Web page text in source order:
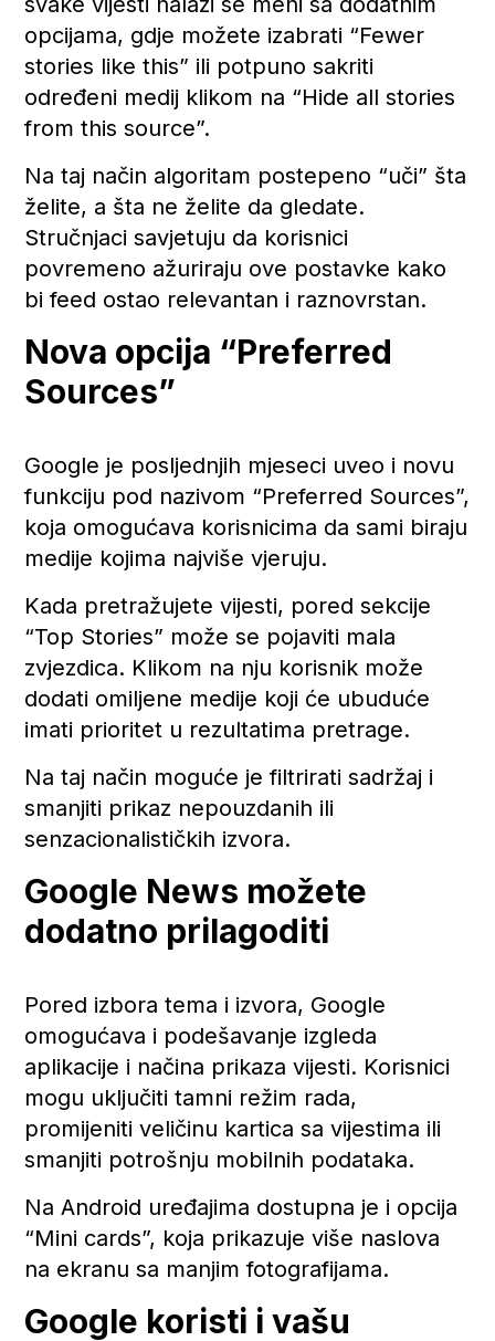
opcijama, gdje možete izabrati “Fewer
stories like this” ili potpuno sakriti
određeni medij klikom na “Hide all stories
from this source”.
Na taj način algoritam postepeno “uči” šta
želite, a šta ne želite da gledate.
Stručnjaci savjetuju da korisnici
povremeno ažuriraju ove postavke kako
bi feed ostao relevantan i raznovrstan.
Nova opcija “Preferred
Sources”
Google je posljednjih mjeseci uveo i novu
funkciju pod nazivom “Preferred Sources”,
koja omogućava korisnicima da sami biraju
medije kojima najviše vjeruju.
Kada pretražujete vijesti, pored sekcije
“Top Stories” može se pojaviti mala
zvjezdica. Klikom na nju korisnik može
dodati omiljene medije koji će ubuduće
imati prioritet u rezultatima pretrage.
Na taj način moguće je filtrirati sadržaj i
smanjiti prikaz nepouzdanih ili
senzacionalističkih izvora.
Google News možete
dodatno prilagoditi
Pored izbora tema i izvora, Google
omogućava i podešavanje izgleda
aplikacije i načina prikaza vijesti. Korisnici
mogu uključiti tamni režim rada,
promijeniti veličinu kartica sa vijestima ili
smanjiti potrošnju mobilnih podataka.
Na Android uređajima dostupna je i opcija
“Mini cards”, koja prikazuje više naslova
na ekranu sa manjim fotografijama.
Google koristi i vašu